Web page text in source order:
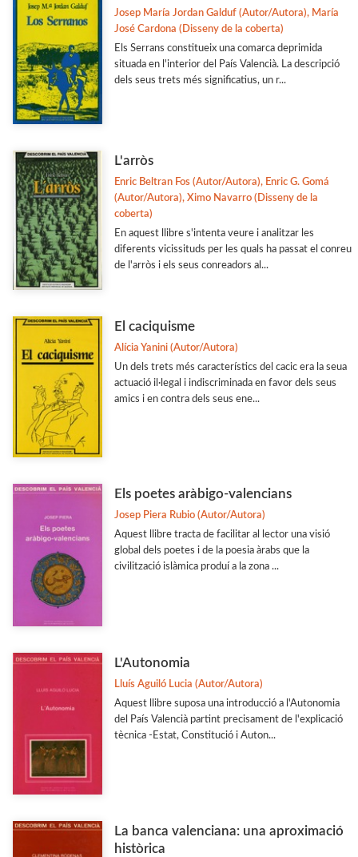
Josep María Jordan Galduf (Autor/Autora), María
José Cardona (Disseny de la coberta)
Els Serrans constitueix una comarca deprimida
situada en l'interior del País Valencià. La descripció
dels seus trets més significatius, un r...
L'arròs
Enric Beltran Fos (Autor/Autora), Enric G. Gomá
(Autor/Autora), Ximo Navarro (Disseny de la
coberta)
En aquest llibre s'intenta veure i analitzar les
diferents vicissituds per les quals ha passat el conreu
de l'arròs i els seus conreadors al...
El caciquisme
Alícia Yanini (Autor/Autora)
Un dels trets més característics del cacic era la seua
actuació il·legal i indiscriminada en favor dels seus
amics i en contra dels seus ene...
Els poetes aràbigo-valencians
Josep Piera Rubio (Autor/Autora)
Aquest llibre tracta de facilitar al lector una visió
global dels poetes i de la poesia àrabs que la
civilització islàmica produí a la zona ...
L'Autonomia
Lluís Aguiló Lucia (Autor/Autora)
Aquest llibre suposa una introducció a l'Autonomia
del País Valencià partint precisament de l'explicació
tècnica -Estat, Constitució i Auton...
La banca valenciana: una aproximació
històrica